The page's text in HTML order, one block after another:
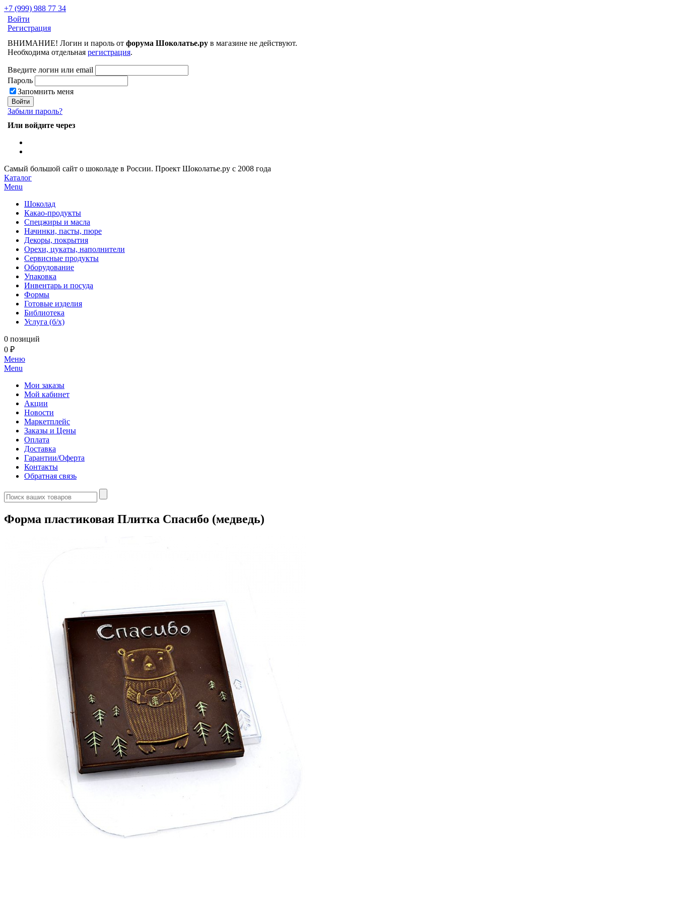
+7 (999) 988 77 34
Войти
Регистрация
ВНИМАНИЕ! Логин и пароль от форума Шоколатье.ру в магазине не действуют.
Необходима отдельная регистрация.
Введите логин или email
Пароль
Запомнить меня
Забыли пароль?
Или войдите через
Самый большой сайт о шоколаде в России. Проект Шоколатье.ру с 2008 года
Каталог
Menu
Шоколад
Какао-продукты
Спецжиры и масла
Начинки, пасты, пюре
Декоры, покрытия
Орехи, цукаты, наполнители
Сервисные продукты
Оборудование
Упаковка
Инвентарь и посуда
Формы
Готовые изделия
Библиотека
Услуга (б/х)
0 позиций
0 ₽
Меню
Menu
Мои заказы
Мой кабинет
Акции
Новости
Маркетплейс
Заказы и Цены
Оплата
Доставка
Гарантии/Оферта
Контакты
Обратная связь
Форма пластиковая Плитка Спасибо (медведь)